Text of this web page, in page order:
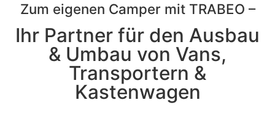
CAMPING
WOHNMOBIL &
CARAVAN
Zum eigenen Camper mit TRABEO –
Ihr Partner für den Ausbau
& Umbau von Vans,
Transportern &
Kastenwagen